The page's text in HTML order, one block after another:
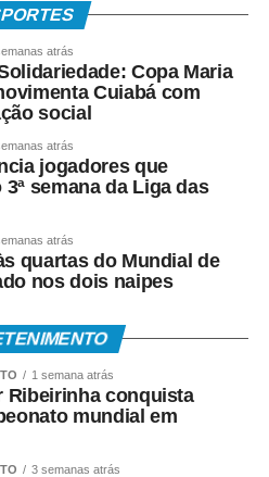
afirmou
preocupação com a intenção
o papel de árbitro” da
dessa natureza precisam ser
a comunidade científica e
para que não acabem
e desvalorizando o
orientar toda pesquisa
atrás
Copa Maria
Cuiabá com
social
atrás
jogadores que
semana da Liga das
atrás
quartas do Mundial de
nos dois naipes
1 semana atrás
Ribeirinha conquista
mundial em
3 semanas atrás